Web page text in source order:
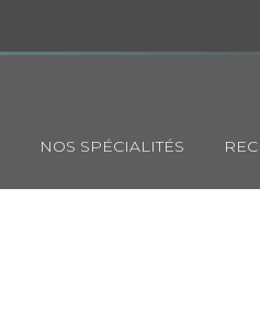
NOS SPÉCIALITÉS